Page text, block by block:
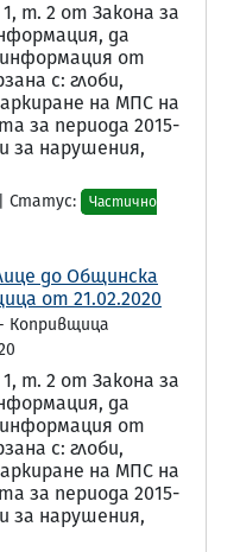
т. 2 от Закона за
да
от
с: глоби,
на МПС на
за периода 2015-
за нарушения,
| Статус:
Частично
до Общинска
от 21.02.2020
Копривщица
т. 2 от Закона за
да
от
с: глоби,
на МПС на
за периода 2015-
за нарушения,